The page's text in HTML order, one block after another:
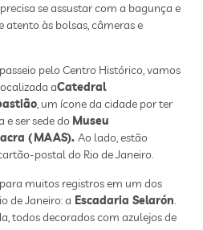
se assustar com a bagunça e
às bolsas, câmeras e
pelo Centro Histórico, vamos
aCatedral
, um ícone da cidade por ter
ser sede do Museu
( MAAS). Ao lado, estão
postal do Rio de Janeiro.
muitos registros em um dos
de Janeiro: a Escadaria Selarón.
todos decorados com azulejos de